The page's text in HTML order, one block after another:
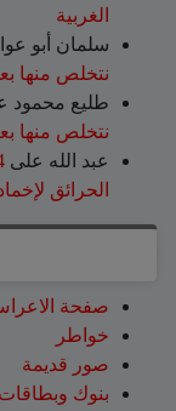
الغربية
سلمان أبو
نتخلص منها
طليع محمود
نتخلص منها
عبد الله على
الحرائق
صفحة
خواطر
صور قديمة
بنوك